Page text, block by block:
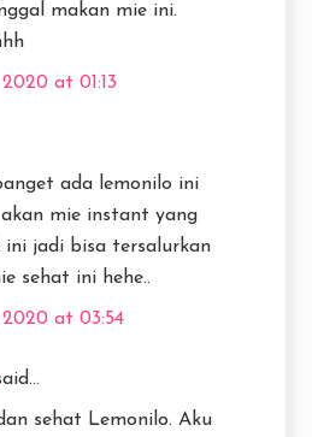
makan mie ini.
at 01:13
ada lemonilo ini
mie instant yang
ini jadi bisa tersalurkan
sehat ini hehe..
at 03:54
sehat Lemonilo. Aku